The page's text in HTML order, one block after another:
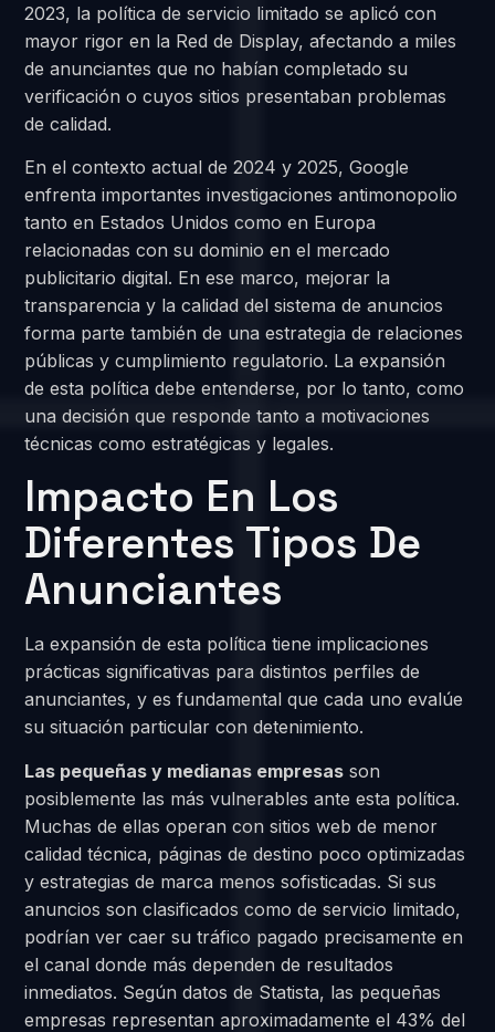
2023, la política de servicio limitado se aplicó con
mayor rigor en la Red de Display, afectando a miles
de anunciantes que no habían completado su
verificación o cuyos sitios presentaban problemas
de calidad.
En el contexto actual de 2024 y 2025, Google
enfrenta importantes investigaciones antimonopolio
tanto en Estados Unidos como en Europa
relacionadas con su dominio en el mercado
publicitario digital. En ese marco, mejorar la
transparencia y la calidad del sistema de anuncios
forma parte también de una estrategia de relaciones
públicas y cumplimiento regulatorio. La expansión
de esta política debe entenderse, por lo tanto, como
una decisión que responde tanto a motivaciones
técnicas como estratégicas y legales.
Impacto En Los
Diferentes Tipos De
Anunciantes
La expansión de esta política tiene implicaciones
prácticas significativas para distintos perfiles de
anunciantes, y es fundamental que cada uno evalúe
su situación particular con detenimiento.
Las pequeñas y medianas empresas son
posiblemente las más vulnerables ante esta política.
Muchas de ellas operan con sitios web de menor
calidad técnica, páginas de destino poco optimizadas
y estrategias de marca menos sofisticadas. Si sus
anuncios son clasificados como de servicio limitado,
podrían ver caer su tráfico pagado precisamente en
el canal donde más dependen de resultados
inmediatos. Según datos de Statista, las pequeñas
empresas representan aproximadamente el 43% del